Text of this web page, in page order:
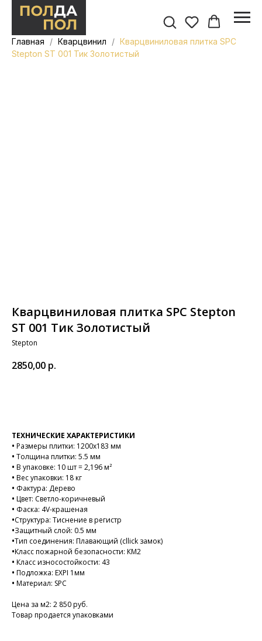
Главная Кварцвинил
Кварцвиниловая плитка SPC
Stepton ST 001 Тик Золотистый
Кварцвиниловая плитка SPC Stepton
ST 001 Тик Золотистый
Stepton
2850,00 р.
ТЕХНИЧЕСКИЕ ХАРАКТЕРИСТИКИ
• Размеры плитки: 1200х183 мм
• Толщина плитки: 5.5 мм
• В упаковке: 10 шт = 2,196 м²
• Вес упаковки: 18 кг
• Фактура: Дерево
• Цвет: Светло-коричневый
• Фаска: 4V-крашеная
•Структура: Тиснение в регистр
•Защитный слой: 0.5 мм
•Тип соединения: Плавающий (cllick замок)
•Класс пожарной безопасности: КМ2
• Класс износостойкости: 43
• Подложка: EXPI 1мм
• Материал: SPC
Цена за м2: 2 850 руб.
Товар продается упаковками